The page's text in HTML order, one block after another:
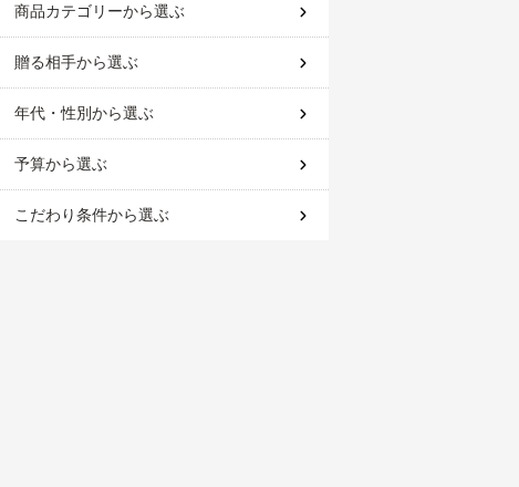
商品カテゴリーから選ぶ
贈る相手から選ぶ
年代・性別から選ぶ
予算から選ぶ
こだわり条件から選ぶ